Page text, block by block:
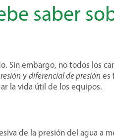
saber
Sin embargo, no todos los
y diferencial de presión es
la vida útil de los equipos.
de la presión del agua a